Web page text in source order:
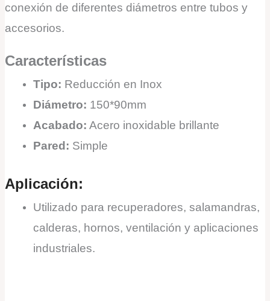
conexión de diferentes diámetros entre tubos y
accesorios.
Características
Tipo: Reducción en Inox
Diámetro: 150*90mm
Acabado: Acero inoxidable brillante
Pared: Simple
Aplicación:
Utilizado para recuperadores, salamandras,
calderas, hornos, ventilación y aplicaciones
industriales.